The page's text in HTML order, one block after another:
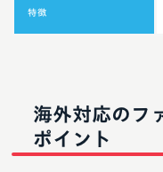
特徴
海外対応のフ
ポイント